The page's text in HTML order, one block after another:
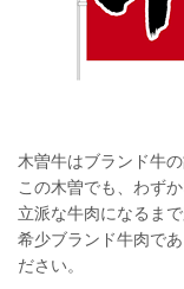
木曽牛はブランド牛の
この木曽でも、わず
立派な牛肉になるま
希少ブランド牛肉で
ださい。